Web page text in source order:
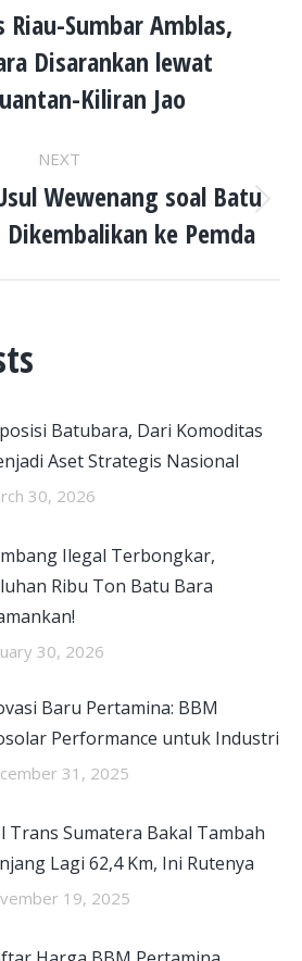
Previous
post:
Riau-Sumbar Amblas,
Disarankan lewat
Kiliran Jao
NEXT
Next
post:
Wewenang soal Batu
Dikembalikan ke Pemda
Batubara, Dari Komoditas
Aset Strategis Nasional
30, 2026
Ilegal Terbongkar,
Ribu Ton Batu Bara
30, 2026
Baru Pertamina: BBM
Performance untuk Industri
31, 2025
Trans Sumatera Bakal Tambah
Lagi 62,4 Km, Ini Rutenya
19, 2025